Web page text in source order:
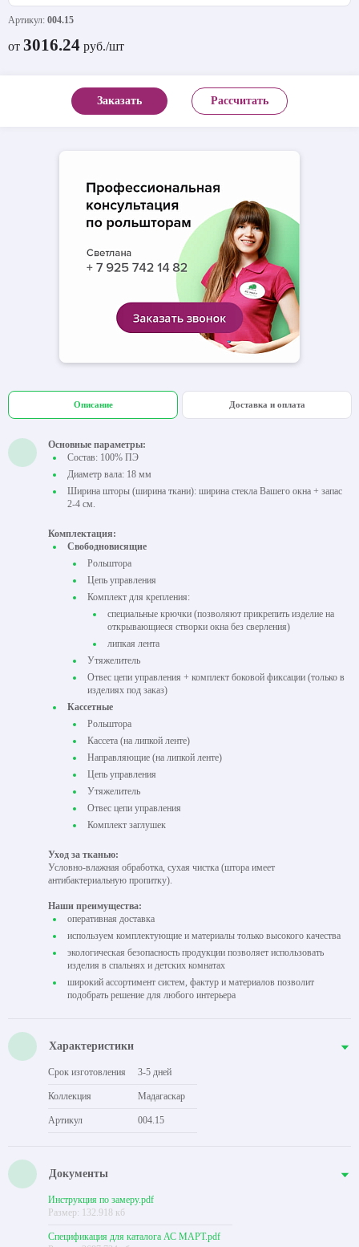
Артикул: 004.15
от 3016.24 руб./шт
Заказать Рассчитать
Описание Доставка и оплата
Основные параметры:
Состав: 100% ПЭ
Диаметр вала: 18 мм
Ширина шторы (ширина ткани): ширина стекла Вашего окна + запас
2-4 см.
Комплектация:
Свободновисящие
Рольштора
Цепь управления
Комплект для крепления:
специальные крючки (позволяют прикрепить изделие на
открывающиеся створки окна без сверления)
липкая лента
Утяжелитель
Отвес цепи управления + комплект боковой фиксации (только в
изделиях под заказ)
Кассетные
Рольштора
Кассета (на липкой ленте)
Направляющие (на липкой ленте)
Цепь управления
Утяжелитель
Отвес цепи управления
Комплект заглушек
Уход за тканью:
Условно-влажная обработка, сухая чистка (штора имеет
антибактериальную пропитку).
Наши преимущества:
оперативная доставка
используем комплектующие и материалы только высокого качества
экологическая безопасность продукции позволяет использовать
изделия в спальнях и детских комнатах
широкий ассортимент систем, фактур и материалов позволит
подобрать решение для любого интерьера
Характеристики
Срок изготовления 3-5 дней
Коллекция Мадагаскар
Артикул 004.15
Документы
Инструкция по замеру.pdf
Размер: 132.918 кб
Спецификация для каталога АС МАРТ.pdf